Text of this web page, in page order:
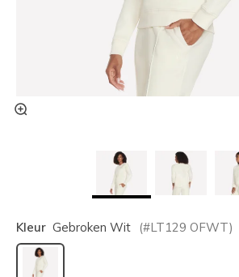
Kleur Gebroken Wit (#LT129 OFWT)